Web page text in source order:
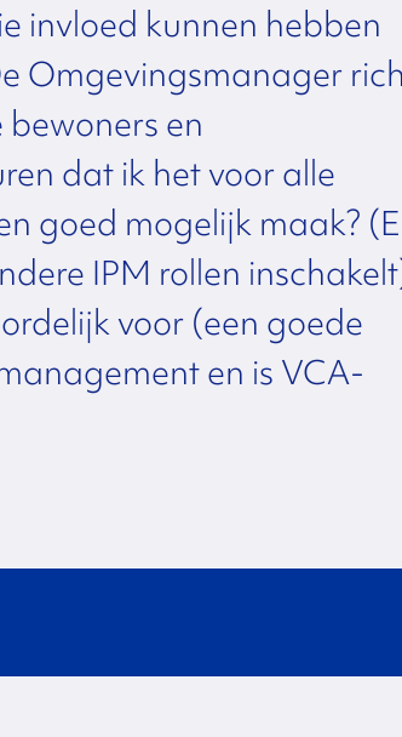
invloed kunnen hebben
Omgevingsmanager
en
dat ik het voor alle
goed mogelijk maak?
IPM rollen
voor (een goede
en is VCA-